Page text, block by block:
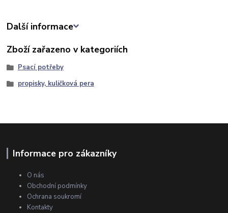
Další informace
Zboží zařazeno v kategoriích
Psací potřeby
propisky, kuličková pera
Informace pro zákazníky
O nás
Obchodní podmínky
Ochrana soukromí
Kontakty